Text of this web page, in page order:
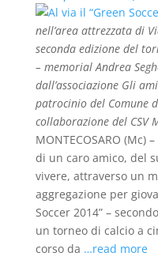
nell’area attrezzata di
seconda edizione del
– memorial Andrea
dall’associazione Gli
patrocinio del Comune
collaborazione del CSV
MONTECOSARO
di un caro amico, del
vivere, attraverso un
aggregazione per
Soccer 2014” –
un torneo di calcio a
corso da …read more